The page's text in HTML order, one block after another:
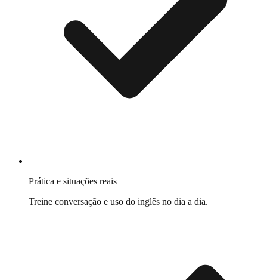
Prática e situações reais
Treine conversação e uso do inglês no dia a dia.